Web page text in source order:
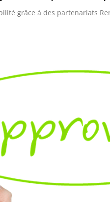
grâce à des partenariats